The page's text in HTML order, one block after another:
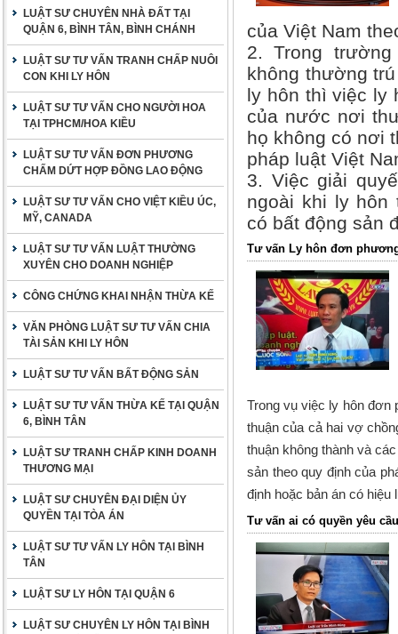
LUẬT SƯ CHUYÊN NHÀ ĐẤT TẠI
QUẬN 6, BÌNH TÂN, BÌNH CHÁNH
LUẬT SƯ TƯ VẤN TRANH CHẤP NUÔI
CON KHI LY HÔN
LUẬT SƯ TƯ VẤN CHO NGƯỜI HOA
TẠI TPHCM/HOA KIỀU
LUẬT SƯ TƯ VẤN ĐƠN PHƯƠNG
CHẤM DỨT HỢP ĐỒNG LAO ĐỘNG
LUẬT SƯ TƯ VẤN CHO VIỆT KIỀU ÚC,
MỸ, CANADA
LUẬT SƯ TƯ VẤN LUẬT THƯỜNG
XUYÊN CHO DOANH NGHIỆP
CÔNG CHỨNG KHAI NHẬN THỪA KẾ
VĂN PHÒNG LUẬT SƯ TƯ VẤN CHIA
TÀI SẢN KHI LY HÔN
LUẬT SƯ TƯ VẤN BẤT ĐỘNG SẢN
LUẬT SƯ TƯ VẤN THỪA KẾ TẠI QUẬN
6, BÌNH TÂN
LUẬT SƯ TRANH CHẤP KINH DOANH
THƯƠNG MẠI
LUẬT SƯ CHUYÊN ĐẠI DIỆN ỦY
QUYỀN TẠI TÒA ÁN
LUẬT SƯ TƯ VẤN LY HÔN TẠI BÌNH
TÂN
LUẬT SƯ LY HÔN TẠI QUẬN 6
LUẬT SƯ CHUYÊN LY HÔN TẠI BÌNH
của Việt Nam
2. Trong
không thường
ly hôn thì việc ly
của nước nơi
họ không có nơi
pháp luật Việt
3. Việc giải
ngoài khi ly hôn
có bất động sản
Tư vấn Ly hôn đơn
Trong vụ việc ly hôn đơn
thuận của cả hai vợ
thuận không thành và
sản theo quy định của
định hoặc bản án có hiệu
Tư vấn ai có quyền yêu